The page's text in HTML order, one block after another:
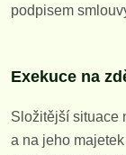
podpisem
Exekuce na
Složitější situace
a na jeho